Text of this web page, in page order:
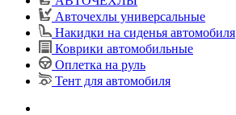
Авточехлы универсальные
Накидки на сиденья автомобиля
Коврики автомобильные
Оплетка на руль
Тент для автомобиля